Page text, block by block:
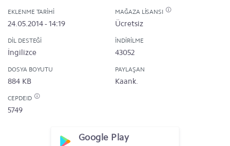
EKLENME TARIHI
24.05.2014 - 14:19
MAĞAZA LISANSI
Ücretsiz
DIL DESTEĞI
İngilizce
İNDIRILME
43052
DOSYA BOYUTU
884 KB
PAYLAŞAN
Kaank.
CEPDEID
5749
Google Play